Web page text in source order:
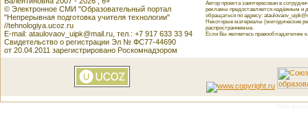
© Электронное СМИ "Образовательный портал
"Непрерывная подготовка учителя технологии"
//tehnologiya.ucoz.ru
E-mail: ataulovaov_uipk@mail.ru, тел.: +7 917 633 33 94
Свидетельство о регистрации Эл № ФС77-44690
от 20.04.2011 зарегистрировано Роскомнадзором
Автор проекта заинтересован в
рекламы предоставляется надёжным и
обращаться по адресу:
Некоторые материалы (методические
распространяемые.
Если Вы являетесь правообладателем